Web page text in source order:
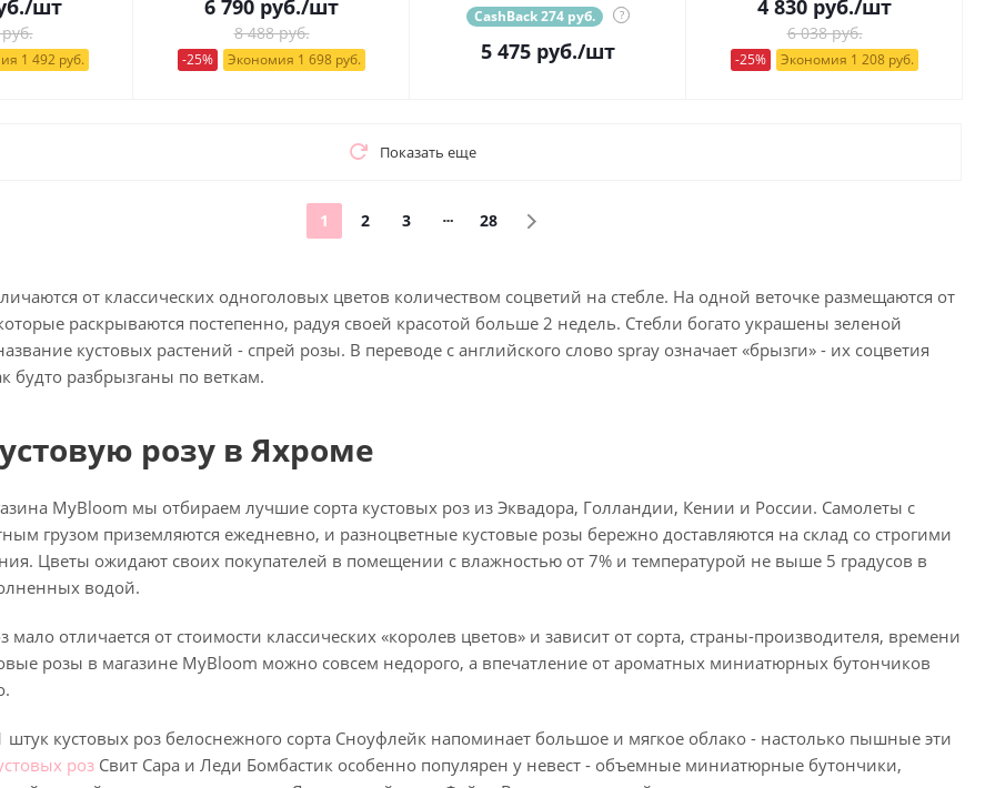
/шт
1 492 руб.
6 790 руб./шт
8 488 руб.
-25% Экономия 1 698 руб.
CashBack 274 руб. ?
5 475 руб./шт
4 830 руб./шт
6 038 руб.
-25% Экономия 1 208 руб.
Показать еще
1 2 3 28
от классических одноголовых цветов количеством соцветий на стебле. На одной веточке размещаются от
раскрываются постепенно, радуя своей красотой больше 2 недель. Стебли богато украшены зеленой
кустовых растений - спрей розы. В переводе с английского слово spray означает «брызги» - их соцветия
будто разбрызганы по веткам.
розу в Яхроме
MyBloom мы отбираем лучшие сорта кустовых роз из Эквадора, Голландии, Кении и России. Самолеты с
грузом приземляются ежедневно, и разноцветные кустовые розы бережно доставляются на склад со строгими
Цветы ожидают своих покупателей в помещении с влажностью от 7% и температурой не выше 5 градусов в
водой.
мало отличается от стоимости классических «королев цветов» и зависит от сорта, страны-производителя, времени
розы в магазине MyBloom можно совсем недорого, а впечатление от ароматных миниатюрных бутончиков
штук кустовых роз белоснежного сорта Сноуфлейк напоминает большое и мягкое облако - настолько пышные эти
роз Свит Сара и Леди Бомбастик особенно популярен у невест - объемные миниатюрные бутончики,